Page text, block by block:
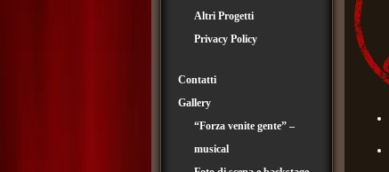
Altri Progetti
Privacy Policy
Contatti
Gallery
“Forza venite gente” –
musical